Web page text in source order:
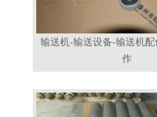
输送机-输送设备-输送机
作